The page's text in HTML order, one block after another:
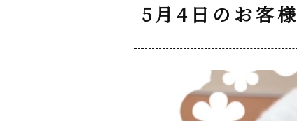
5月4日のお客様